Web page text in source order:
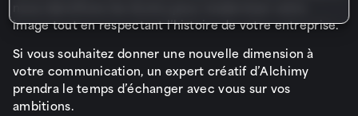
image tout en respectant l’histoire de votre entreprise.
Si vous souhaitez donner une nouvelle dimension à
votre communication, un expert créatif d’Alchimy
prendra le temps d’échanger avec vous sur vos
ambitions.